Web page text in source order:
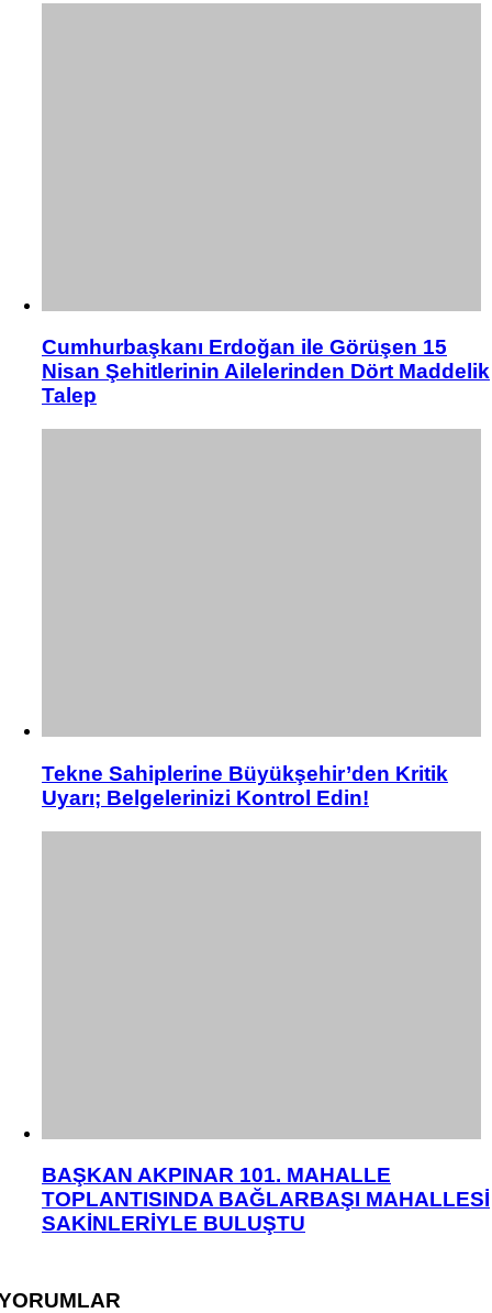
Cumhurbaşkanı Erdoğan ile Görüşen 15
Nisan Şehitlerinin Ailelerinden Dört Maddelik
Talep
Tekne Sahiplerine Büyükşehir’den Kritik
Uyarı; Belgelerinizi Kontrol Edin!
BAŞKAN AKPINAR 101. MAHALLE
TOPLANTISINDA BAĞLARBAŞI MAHALLESİ
SAKİNLERİYLE BULUŞTU